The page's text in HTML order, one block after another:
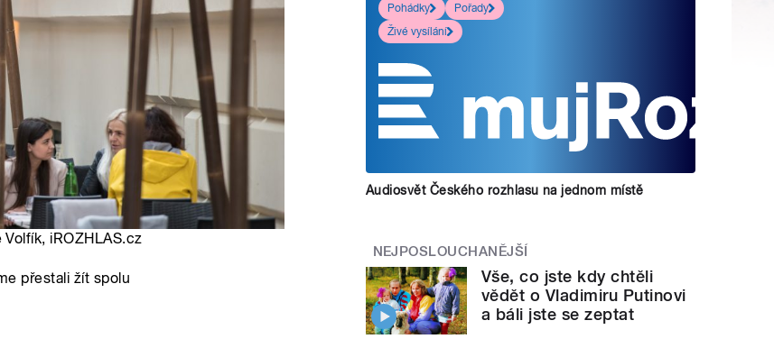
iROZHLAS.cz
přestali žít spolu
Pohádky
Pořady
Živé vysílání
Audiosvět Českého rozhlasu na jednom místě
NEJPOSLOUCHANĚJŠÍ
Vše, co jste kdy chtěli
vědět o Vladimiru Putinovi
a báli jste se zeptat